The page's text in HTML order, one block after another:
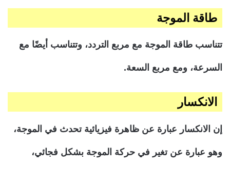
طاقة الموجة
تتناسب طاقة الموجة مع مربع التردد، وتتناسب أيضًا مع
السرعة، ومع مربع السعة.
الانكسار
إن الانكسار عبارة عن ظاهرة فيزيائية تحدث في الموجة،
وهو عبارة عن تغير في حركة الموجة بشكل فجائي،